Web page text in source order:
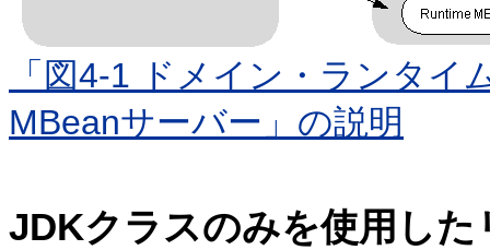
「図4-1 ドメイン・ランタ
MBeanサーバー」の説明
JDKクラスのみを使用した